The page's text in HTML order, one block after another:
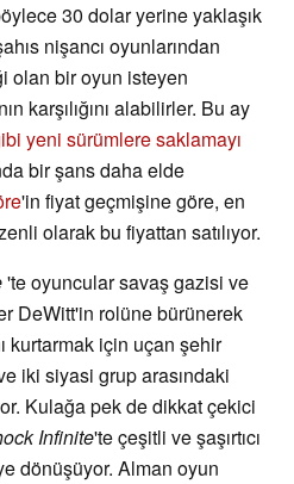
30 dolar yerine yaklaşık
nişancı oyunlarından
olan bir oyun isteyen
karşılığını alabilirler. Bu ay
yeni sürümlere saklamayı
bir şans daha elde
'in fiyat geçmişine göre, en
olarak bu fiyattan satılıyor.
'te oyuncular savaş gazisi ve
DeWitt'in rolüne bürünerek
kurtarmak için uçan şehir
iki siyasi grup arasındaki
Kulağa pek de dikkat çekici
Infinite'te çeşitli ve şaşırtıcı
dönüşüyor. Alman oyun